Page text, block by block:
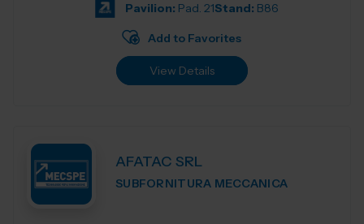
Pavilion: Pad. 21Stand: B86
Add to Favorites
View Details
AFATAC SRL
SUBFORNITURA MECCANICA